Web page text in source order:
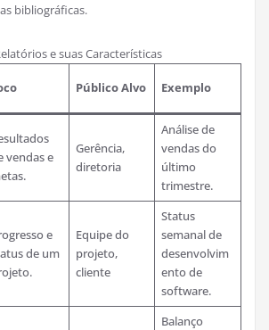
bibliográficas.
e suas Características
Público Alvo Exemplo
vendas e
Gerência,
diretoria
Análise de
vendas do
último
trimestre.
e
de um
Equipe do
projeto,
cliente
Status
semanal de
desenvolvim
ento de
software.
Balanço